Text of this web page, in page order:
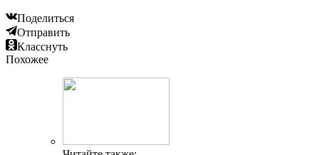
Поделиться
Отправить
Класснуть
Похожее